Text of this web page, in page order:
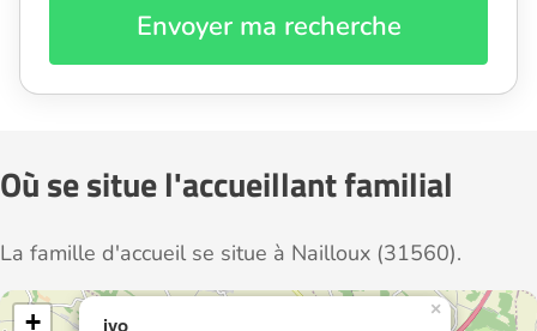
Envoyer ma recherche
Où se situe l'accueillant familial
La famille d'accueil se situe à Nailloux (31560).
ivo
×
+